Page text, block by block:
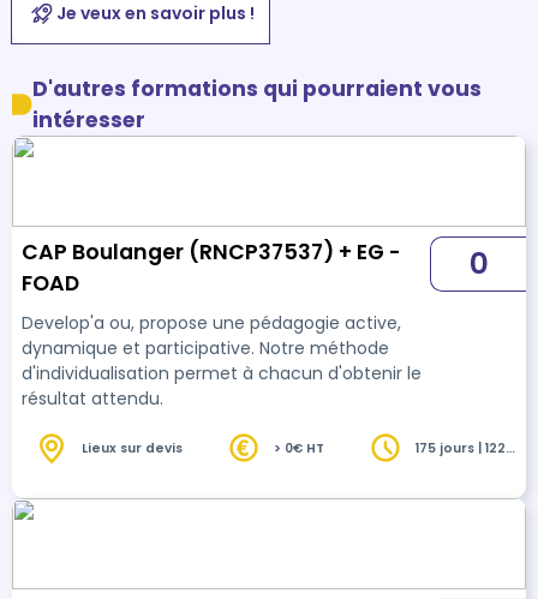
Je veux en savoir plus !
D'autres formations qui pourraient vous
intéresser
CAP Boulanger (RNCP37537) + EG -
FOAD
Develop'a ou, propose une pédagogie active,
dynamique et participative. Notre méthode
d'individualisation permet à chacun d'obtenir le
résultat attendu.
0
Lieux sur devis > 0€ HT
175 jours | 1225